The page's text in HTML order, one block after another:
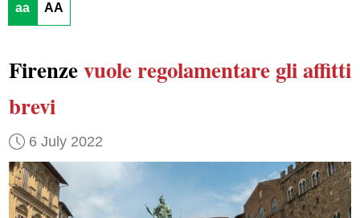
aa AA
Firenzevuole regolamentare gli affitti
brevi
6 July 2022